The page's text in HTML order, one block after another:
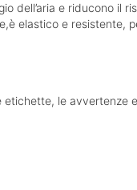
dell’aria e riducono il
elastico e resistente,
etichette, le